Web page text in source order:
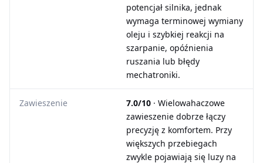
potencjał silnika, jednak
wymaga terminowej wymiany
oleju i szybkiej reakcji na
szarpanie, opóźnienia
ruszania lub błędy
mechatroniki.
Zawieszenie 7.0/10 · Wielowahaczowe
zawieszenie dobrze łączy
precyzję z komfortem. Przy
większych przebiegach
zwykle pojawiają się luzy na